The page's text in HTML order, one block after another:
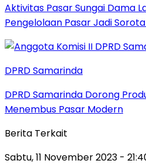
Aktivitas Pasar Sungai Dama
Pengelolaan Pasar Jadi
DPRD Samarinda
DPRD Samarinda Dorong
Menembus Pasar Modern
Berita Terkait
Sabtu, 11 November 2023 -